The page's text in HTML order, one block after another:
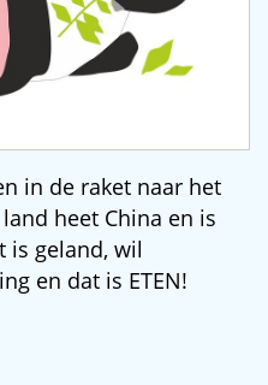
in de raket naar het
heet China en is
is geland, wil
en dat is ETEN!